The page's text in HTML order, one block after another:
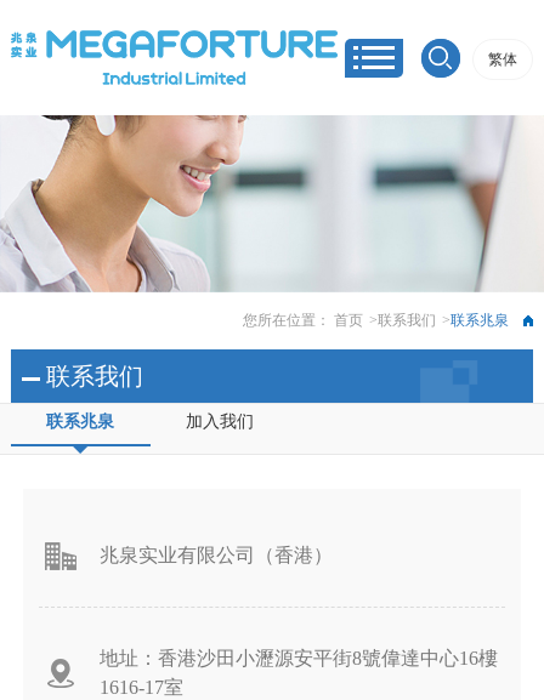
繁体
您所在位置：首页 >联系我们 >联系兆泉
联系我们
联系兆泉 加入我们
兆泉实业有限公司（香港）
地址：香港沙田小瀝源安平街8號偉達中心16樓
1616-17室